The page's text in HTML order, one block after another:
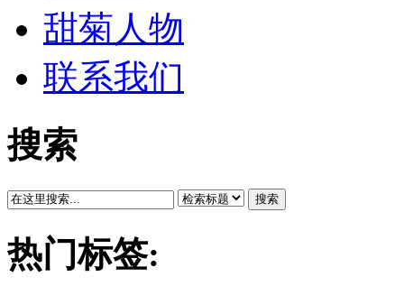
甜菊人物
联系我们
搜索
搜索
热门标签: